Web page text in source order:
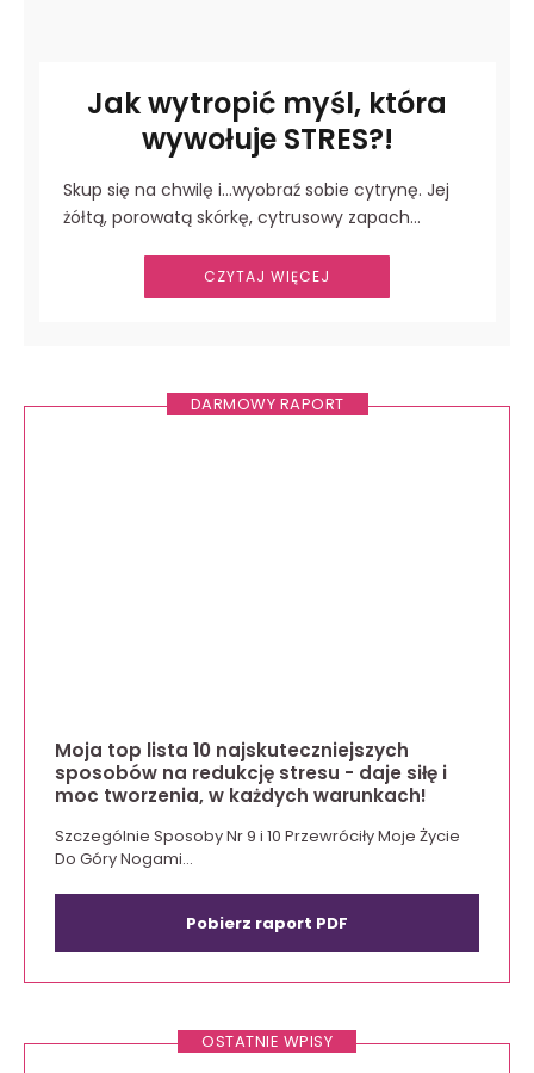
Jak wytropić myśl, która
wywołuje STRES?!
Skup się na chwilę i…wyobraź sobie cytrynę. Jej
żółtą, porowatą skórkę, cytrusowy zapach…
CZYTAJ WIĘCEJ
DARMOWY RAPORT
Moja top lista 10 najskuteczniejszych
sposobów na redukcję stresu - daje siłę i
moc tworzenia, w każdych warunkach!
Szczególnie Sposoby Nr 9 i 10 Przewróciły Moje Życie
Do Góry Nogami...
Pobierz raport PDF
OSTATNIE WPISY